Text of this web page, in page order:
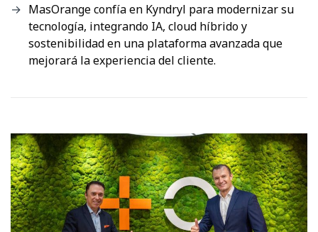
MasOrange confía en Kyndryl para modernizar su
tecnología, integrando IA, cloud híbrido y
sostenibilidad en una plataforma avanzada que
mejorará la experiencia del cliente.